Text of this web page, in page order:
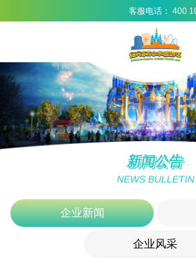
客服电话： 400
新闻公告
NEWS BULLETIN
企业新闻
企业风采